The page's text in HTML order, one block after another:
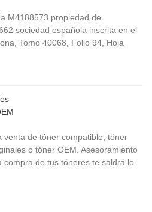
M4188573 propiedad de
sociedad española inscrita en el
Tomo 40068, Folio 94, Hoja
venta de tóner compatible, tóner
o tóner OEM. Asesoramiento
de tus tóneres te saldrá lo